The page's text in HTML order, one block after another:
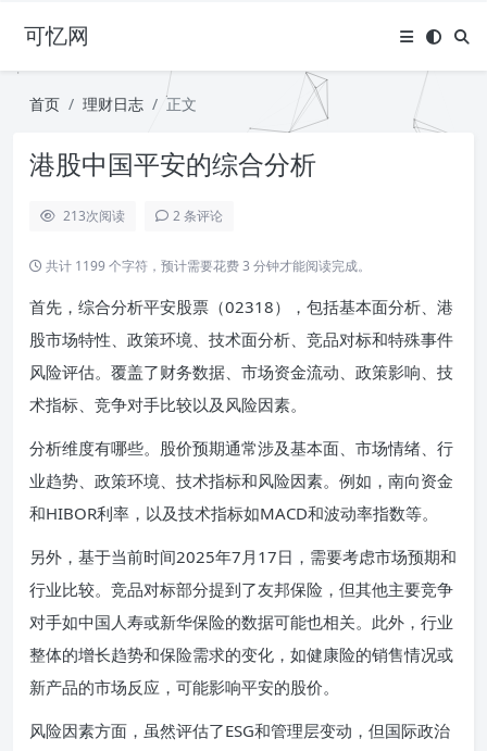
可忆网
首页 理财日志 正文
港股中国平安的综合分析
213次阅读 2 条评论
共计 1199 个字符，预计需要花费 3 分钟才能阅读完成。
首先，综合分析平安股票（02318），包括基本面分析、港
股市场特性、政策环境、技术面分析、竞品对标和特殊事件
风险评估。覆盖了财务数据、市场资金流动、政策影响、技
术指标、竞争对手比较以及风险因素。
分析维度有哪些。股价预期通常涉及基本面、市场情绪、行
业趋势、政策环境、技术指标和风险因素。例如，南向资金
和HIBOR利率，以及技术指标如MACD和波动率指数等。
另外，基于当前时间2025年7月17日，需要考虑市场预期和
行业比较。竞品对标部分提到了友邦保险，但其他主要竞争
对手如中国人寿或新华保险的数据可能也相关。此外，行业
整体的增长趋势和保险需求的变化，如健康险的销售情况或
新产品的市场反应，可能影响平安的股价。
风险因素方面，虽然评估了ESG和管理层变动，但国际政治